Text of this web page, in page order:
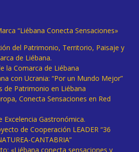
“Liébana Conecta Sensaciones»
del Patrimonio, Territorio, Paisaje y
de Liébana.
la Comarca de Liébana
con Ucrania: “Por un Mundo Mejor”
de Patrimonio en Liébana
Conecta Sensaciones en Red
Excelencia Gastronómica.
de Cooperación LEADER “36
CANTABRIA”
«Liébana conecta sensaciones y